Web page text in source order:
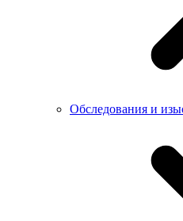
Обследования и